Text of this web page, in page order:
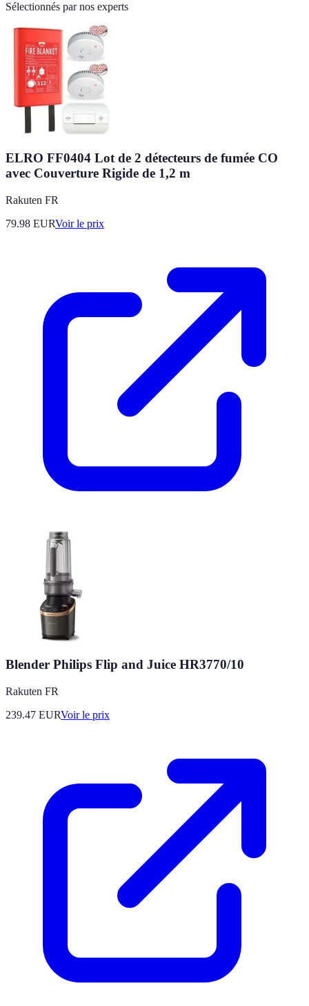
Sélectionnés par nos experts
ELRO FF0404 Lot de 2 détecteurs de fumée CO
avec Couverture Rigide de 1,2 m
Rakuten FR
79.98 EURVoir le prix
Blender Philips Flip and Juice HR3770/10
Rakuten FR
239.47 EURVoir le prix